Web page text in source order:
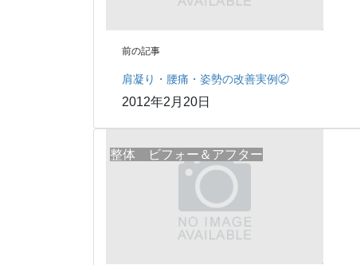
前の記事
肩凝り・腰痛・姿勢の改善実例②
2012年2月20日
整体 ビフォー＆アフター